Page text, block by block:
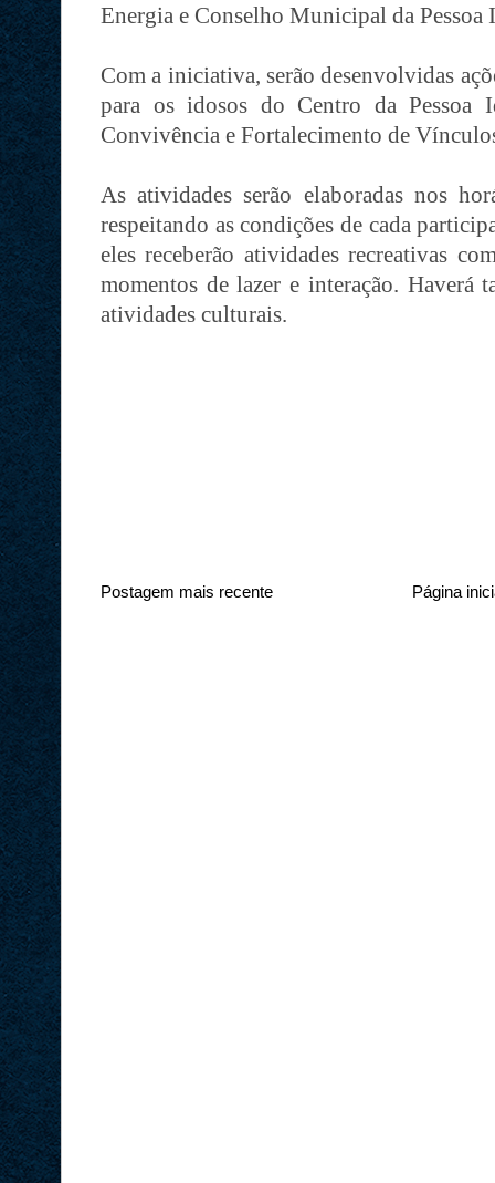
Energia e Conselho Municipal da Pessoa
Com a iniciativa, serão desenvolvidas
para os idosos do Centro da Pessoa
Convivência e Fortalecimento de
As atividades serão elaboradas nos
respeitando as condições de cada
eles receberão atividades recreativas
momentos de lazer e interação. Haverá
atividades culturais.
Postagem mais recente Página